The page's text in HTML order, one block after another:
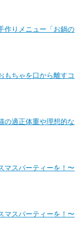
作りメニュー「お鍋の
もちゃを口から離すコ
の適正体重や理想的な
マスパーティーを！〜
マスパーティーを！〜